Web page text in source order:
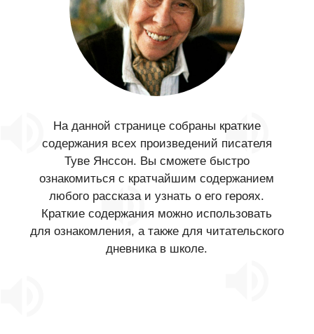
На данной странице собраны краткие
содержания всех произведений писателя
Туве Янссон. Вы сможете быстро
ознакомиться с кратчайшим содержанием
любого рассказа и узнать о его героях.
Краткие содержания можно использовать
для ознакомления, а также для читательского
дневника в школе.